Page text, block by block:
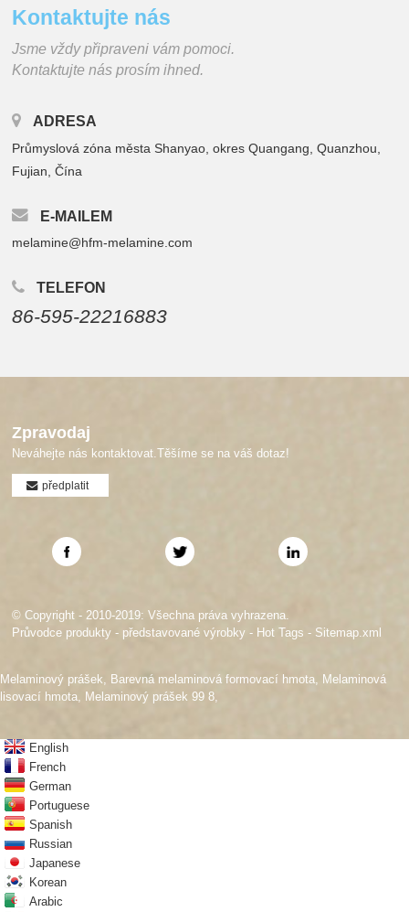
Kontaktujte nás
Jsme vždy připraveni vám pomoci.
Kontaktujte nás prosím ihned.
ADRESA
Průmyslová zóna města Shanyao, okres Quangang, Quanzhou,
Fujian, Čína
E-MAILEM
melamine@hfm-melamine.com
TELEFON
86-595-22216883
Zpravodaj
Neváhejte nás kontaktovat.Těšíme se na váš dotaz!
předplatit
© Copyright - 2010-2019: Všechna práva vyhrazena.
Průvodce produkty - představované výrobky - Hot Tags - Sitemap.xml
Melaminový prášek, Barevná melaminová formovací hmota, Melaminová
lisovací hmota, Melaminový prášek 99 8,
English
French
German
Portuguese
Spanish
Russian
Japanese
Korean
Arabic